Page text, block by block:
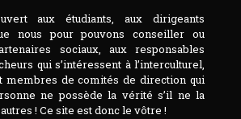
aux étudiants, aux dirigeants
nous pour pouvons conseiller ou
sociaux, aux responsables
qui s’intéressent à l’interculturel,
membres de comités de direction qui
ne possède la vérité s’il ne la
! Ce site est donc le vôtre !